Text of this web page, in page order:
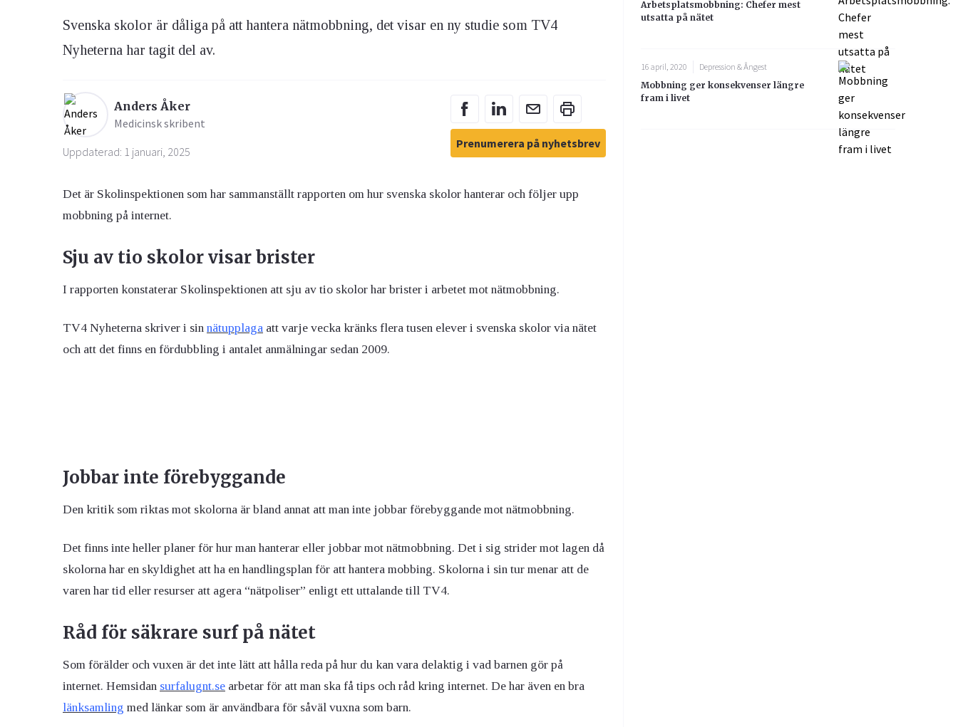
Ögon & Öron
Svenska skolor är dåliga på att hantera nätmobbning, det visar en ny studie som TV4
Nyheterna har tagit del av.
Anders Åker
Medicinsk skribent
Uppdaterad: 1 januari, 2025
Prenumerera på nyhetsbrev
Det är Skolinspektionen som har sammanställt rapporten om hur svenska skolor hanterar och följer upp
mobbning på internet.
Sju av tio skolor visar brister
I rapporten konstaterar Skolinspektionen att sju av tio skolor har brister i arbetet mot nätmobbning.
TV4 Nyheterna skriver i sin nätupplaga att varje vecka kränks flera tusen elever i svenska skolor via nätet
och att det finns en fördubbling i antalet anmälningar sedan 2009.
Jobbar inte förebyggande
Den kritik som riktas mot skolorna är bland annat att man inte jobbar förebyggande mot nätmobbning.
Det finns inte heller planer för hur man hanterar eller jobbar mot nätmobbning. Det i sig strider mot lagen då
skolorna har en skyldighet att ha en handlingsplan för att hantera mobbing. Skolorna i sin tur menar att de
varen har tid eller resurser att agera “nätpoliser” enligt ett uttalande till TV4.
Råd för säkrare surf på nätet
Som förälder och vuxen är det inte lätt att hålla reda på hur du kan vara delaktig i vad barnen gör på
internet. Hemsidan surfalugnt.se arbetar för att man ska få tips och råd kring internet. De har även en bra
länksamling med länkar som är användbara för såväl vuxna som barn.
Arbetsplatsmobbning: Chefer mest
utsatta på nätet
16 april, 2020
Depression & Ångest
Mobbning ger konsekvenser längre
fram i livet